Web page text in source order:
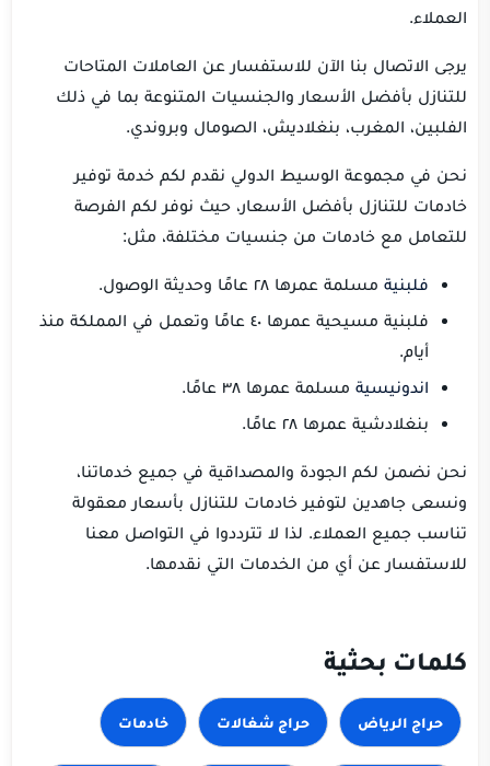
العملاء.
يرجى الاتصال بنا الآن للاستفسار عن العاملات المتاحات
للتنازل بأفضل الأسعار والجنسيات المتنوعة بما في ذلك
الفلبين، المغرب، بنغلاديش، الصومال وبروندي.
نحن في مجموعة الوسيط الدولي نقدم لكم خدمة توفير
خادمات للتنازل بأفضل الأسعار، حيث نوفر لكم الفرصة
للتعامل مع خادمات من جنسيات مختلفة، مثل:
فلبنية مسلمة عمرها ٢٨ عامًا وحديثة الوصول.
فلبنية مسيحية عمرها ٤٠ عامًا وتعمل في المملكة منذ
أيام.
اندونيسية مسلمة عمرها ٣٨ عامًا.
بنغلادشية عمرها ٢٨ عامًا.
نحن نضمن لكم الجودة والمصداقية في جميع خدماتنا،
ونسعى جاهدين لتوفير خادمات للتنازل بأسعار معقولة
تناسب جميع العملاء. لذا لا تترددوا في التواصل معنا
للاستفسار عن أي من الخدمات التي نقدمها.
كلمات بحثية
حراج الرياض حراج شغالات خادمات